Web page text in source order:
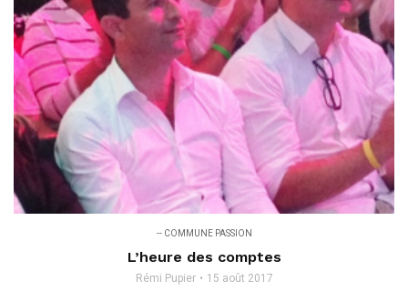
-- COMMUNE PASSION
L’heure des comptes
Rémi Pupier 15 août 2017